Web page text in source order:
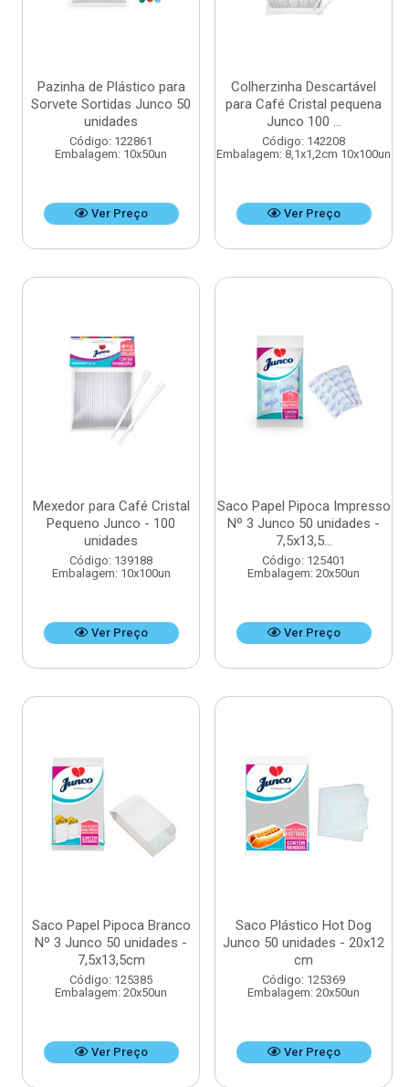
Pazinha de Plástico para
Sorvete Sortidas Junco 50
unidades
Código: 122861
Embalagem: 10x50un
Ver Preço
Colherzinha Descartável
para Café Cristal pequena
Junco 100 ...
Código: 142208
Embalagem: 8,1x1,2cm 10x100un
Ver Preço
Mexedor para Café Cristal
Pequeno Junco - 100
unidades
Código: 139188
Embalagem: 10x100un
Ver Preço
Saco Papel Pipoca Impresso
Nº 3 Junco 50 unidades -
7,5x13,5...
Código: 125401
Embalagem: 20x50un
Ver Preço
Saco Papel Pipoca Branco
Nº 3 Junco 50 unidades -
7,5x13,5cm
Código: 125385
Embalagem: 20x50un
Ver Preço
Saco Plástico Hot Dog
Junco 50 unidades - 20x12
cm
Código: 125369
Embalagem: 20x50un
Ver Preço